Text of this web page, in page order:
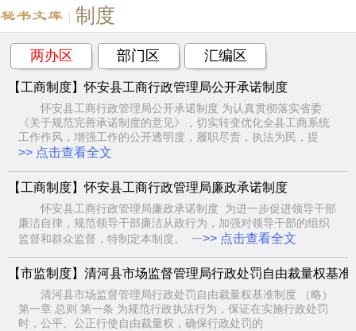
制度
两办区 部门区 汇编区
【工商制度】怀安县工商行政管理局公开承诺制度
怀安县工商行政管理局公开承诺制度 为认真贯彻落实省委
《关于规范完善承诺制度的意见》，切实转变优化全县工商系统
工作作风，增强工作的公开透明度，履职尽责，执法为民，提
>> 点击查看全文
【工商制度】怀安县工商行政管理局廉政承诺制度
怀安县工商行政管理局廉政承诺制度 为进一步促进领导干部
廉洁自律，规范领导干部廉洁从政行为，加强对领导干部的组织
监督和群众监督，特制定本制度。 一>> 点击查看全文
【市监制度】清河县市场监督管理局行政处罚自由裁量权基准
清河县市场监督管理局行政处罚自由裁量权基准制度 （略）
第一章 总则 第一条 为规范行政执法行为，保证在实施行政处罚
时，公平、公正行使自由裁量权，确保行政处罚的